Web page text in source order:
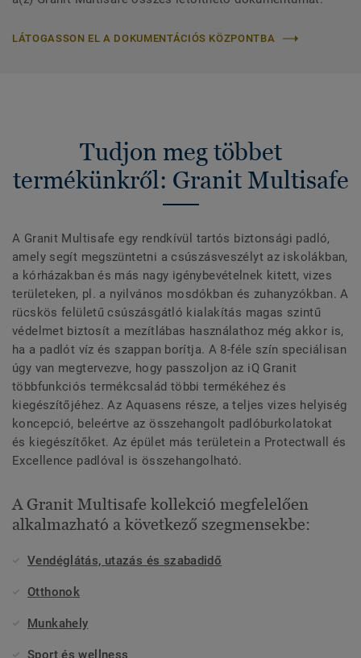
LÁTOGASSON EL A DOKUMENTÁCIÓS KÖZPONTBA
Tudjon meg többet
termékünkről: Granit Multisafe
A Granit Multisafe egy rendkívül tartós biztonsági padló,
amely segít megszüntetni a csúszásveszélyt az iskolákban,
a kórházakban és más nagy igénybevételnek kitett, vizes
területeken, pl. a nyilvános mosdókban és zuhanyzókban. A
rücskös felületű csúszásgátló kialakítás magas szintű
védelmet biztosít a mezítlábas használathoz még akkor is,
ha a padlót víz és szappan borítja. A 8-féle szín speciálisan
úgy van megtervezve, hogy passzoljon az iQ Granit
többfunkciós termékcsalád többi termékéhez és
kiegészítőjéhez. Az Aquasens része, a teljes vizes helyiség
koncepció, beleértve az összehangolt padlóburkolatokat
és kiegészítőket. Az épület más területein a Protectwall és
Excellence padlóval is összehangolható.
A Granit Multisafe kollekció megfelelően
alkalmazható a következő szegmensekbe:
Vendéglátás, utazás és szabadidő
Otthonok
Munkahely
Sport és wellness